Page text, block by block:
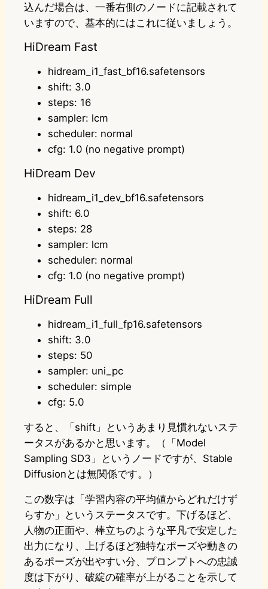
込んだ場合は、一番右側のノードに記載されて
いますので、基本的にはこれに従いましょう。
HiDream Fast
hidream_i1_fast_bf16.safetensors
shift: 3.0
steps: 16
sampler: lcm
scheduler: normal
cfg: 1.0 (no negative prompt)
HiDream Dev
hidream_i1_dev_bf16.safetensors
shift: 6.0
steps: 28
sampler: lcm
scheduler: normal
cfg: 1.0 (no negative prompt)
HiDream Full
hidream_i1_full_fp16.safetensors
shift: 3.0
steps: 50
sampler: uni_pc
scheduler: simple
cfg: 5.0
すると、「shift」というあまり見慣れないステ
ータスがあるかと思います。（「Model
Sampling SD3」というノードですが、Stable
Diffusionとは無関係です。）
この数字は「学習内容の平均値からどれだけず
らすか」というステータスです。下げるほど、
人物の正面や、棒立ちのような平凡で安定した
出力になり、上げるほど独特なポーズや動きの
あるポーズが出やすい分、プロンプトへの忠誠
度は下がり、破綻の確率が上がることを示して